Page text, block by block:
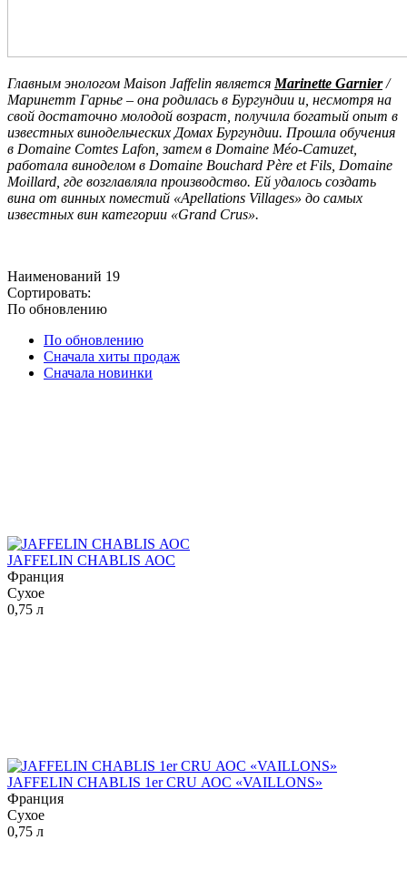
Главным энологом Maison Jaffelin является Marinette Garnier/
Маринетт Гарнье – она родилась в Бургундии и, несмотря на
свой достаточно молодой возраст, получила богатый опыт в
известных винодельческих Домах Бургундии. Прошла обучения
в Domaine Comtes Lafon, затем в Domaine Méo-Camuzet,
работала виноделом в Domaine Bouchard Père et Fils, Domaine
Moillard, где возглавляла производство. Ей удалось создать
вина от винных поместий «Apellations Villages» до самых
известных вин категории «Grand Crus».
Наименований 19
Сортировать:
По обновлению
По обновлению
Сначала хиты продаж
Сначала новинки
JAFFELIN CHABLIS АОС
Франция
Сухое
0,75 л
JAFFELIN CHABLIS 1er CRU АОС «VAILLONS»
Франция
Сухое
0,75 л